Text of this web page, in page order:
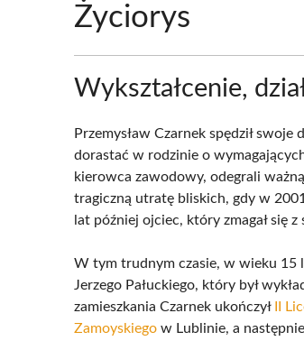
Życiorys
Wykształcenie,
Przemysław Czarnek spędził
dorastać w rodzinie o
kierowca zawodowy, odegrali
tragiczną utratę bliskich, gdy w
lat później ojciec, który zmagał się
W tym trudnym czasie, w wieku 15
Jerzego Pałuckiego, który był
zamieszkania Czarnek ukończył II
Zamoyskiego w Lublinie, a